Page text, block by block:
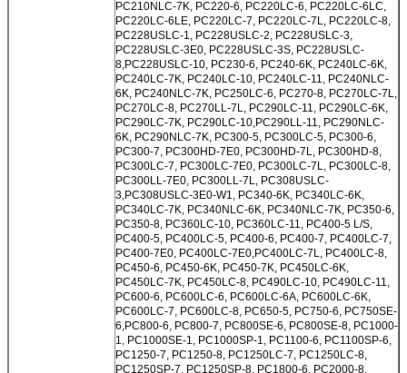
PC210NLC-7K, PC220-6, PC220LC-6, PC220LC-6LC,
PC220LC-6LE, PC220LC-7, PC220LC-7L, PC220LC-8,
PC228USLC-1, PC228USLC-2, PC228USLC-3,
PC228USLC-3E0, PC228USLC-3S, PC228USLC-
8,PC228USLC-10, PC230-6, PC240-6K, PC240LC-6K,
PC240LC-7K, PC240LC-10, PC240LC-11, PC240NLC-
6K, PC240NLC-7K, PC250LC-6, PC270-8, PC270LC-7L,
PC270LC-8, PC270LL-7L, PC290LC-11, PC290LC-6K,
PC290LC-7K, PC290LC-10,PC290LL-11, PC290NLC-
6K, PC290NLC-7K, PC300-5, PC300LC-5, PC300-6,
PC300-7, PC300HD-7E0, PC300HD-7L, PC300HD-8,
PC300LC-7, PC300LC-7E0, PC300LC-7L, PC300LC-8,
PC300LL-7E0, PC300LL-7L, PC308USLC-
3,PC308USLC-3E0-W1, PC340-6K, PC340LC-6K,
PC340LC-7K, PC340NLC-6K, PC340NLC-7K, PC350-6,
PC350-8, PC360LC-10, PC360LC-11, PC400-5 L/S,
PC400-5, PC400LC-5, PC400-6, PC400-7, PC400LC-7,
PC400-7E0, PC400LC-7E0,PC400LC-7L, PC400LC-8,
PC450-6, PC450-6K, PC450-7K, PC450LC-6K,
PC450LC-7K, PC450LC-8, PC490LC-10, PC490LC-11,
PC600-6, PC600LC-6, PC600LC-6A, PC600LC-6K,
PC600LC-7, PC600LC-8, PC650-5, PC750-6, PC750SE-
6,PC800-6, PC800-7, PC800SE-6, PC800SE-8, PC1000-
1, PC1000SE-1, PC1000SP-1, PC1100-6, PC1100SP-6,
PC1250-7, PC1250-8, PC1250LC-7, PC1250LC-8,
PC1250SP-7, PC1250SP-8, PC1800-6, PC2000-8,